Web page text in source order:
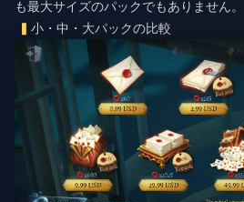
も最大サイズのパックでもありません。
小・中・大パックの比較